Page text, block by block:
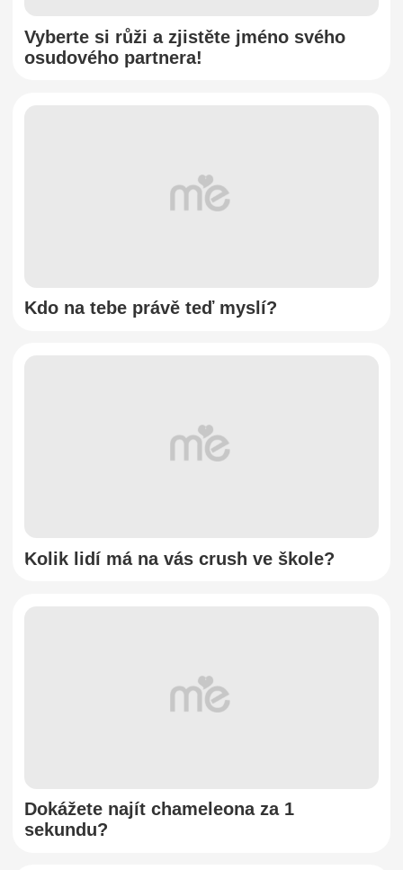
Vyberte si růži a zjistěte jméno svého
osudového partnera!
Kdo na tebe právě teď myslí?
Kolik lidí má na vás crush ve škole?
Dokážete najít chameleona za 1
sekundu?